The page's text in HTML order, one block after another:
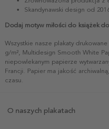
Skandynawski design od
Dodaj motyw miłości do książek
Wszystkie nasze plakaty
g/m², Multidesign Smooth White
niepowlekanym papierze
Francji. Papier ma jakość
czasu.
O naszych plakatach